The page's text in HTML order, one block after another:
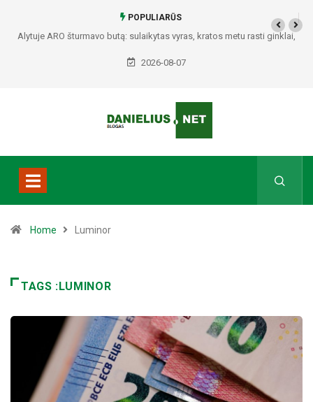
POPULIARŪS
Alytuje ARO šturmavo butą: sulaikytas vyras, kratos metu rasti ginklai,
Seirijuose – įtariami narkotikai BMW automobilyje
2026-08-07
Home Luminor
TAGS :LUMINOR